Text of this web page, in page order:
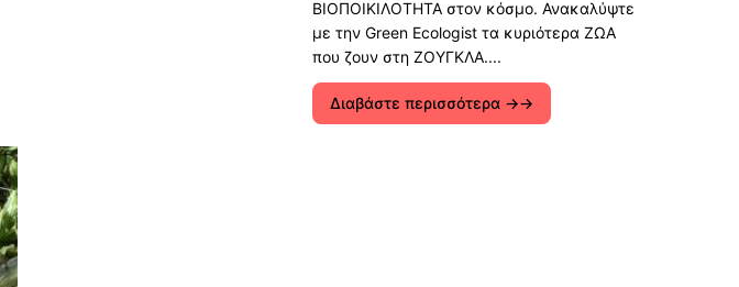
ΒΙΟΠΟΙΚΙΛΟΤΗΤΑ στον κόσμο. Ανακαλύψτε
με την Green Ecologist τα κυριότερα ΖΩΑ
που ζουν στη ΖΟΥΓΚΛΑ....
Διαβάστε περισσότερα →